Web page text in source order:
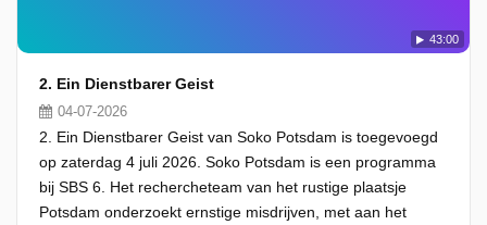
43:00
2. Ein Dienstbarer Geist
04-07-2026
2. Ein Dienstbarer Geist van Soko Potsdam is toegevoegd
op zaterdag 4 juli 2026. Soko Potsdam is een programma
bij SBS 6. Het rechercheteam van het rustige plaatsje
Potsdam onderzoekt ernstige misdrijven, met aan het